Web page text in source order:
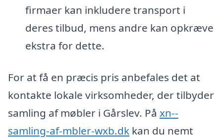
firmaer kan inkludere transport i
deres tilbud, mens andre kan opkræve
ekstra for dette.
For at få en præcis pris anbefales det at
kontakte lokale virksomheder, der tilbyder
samling af møbler i Gårslev. På xn--
samling-af-mbler-wxb.dk kan du nemt